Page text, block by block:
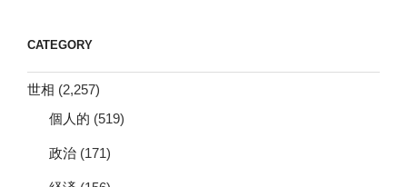
CATEGORY
世相 (2,257)
個人的 (519)
政治 (171)